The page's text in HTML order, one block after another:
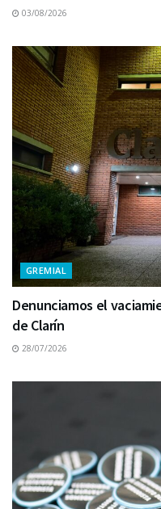
03/08/2026
GREMIAL
Denunciamos el
de Clarín
28/07/2026